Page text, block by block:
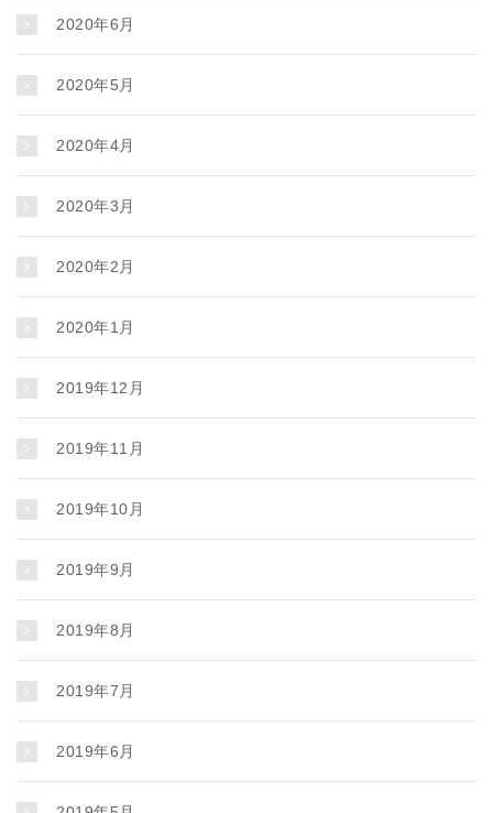
2020年6月
2020年5月
2020年4月
2020年3月
2020年2月
2020年1月
2019年12月
2019年11月
2019年10月
2019年9月
2019年8月
2019年7月
2019年6月